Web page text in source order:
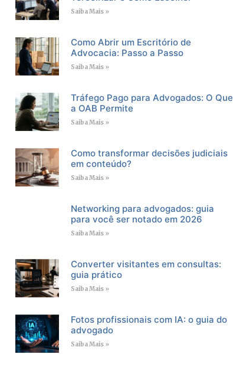
Saiba Mais »
Como Abrir um Escritório de
Advocacia: Passo a Passo
Saiba Mais »
Tráfego Pago para Advogados: O Que
a OAB Permite
Saiba Mais »
Como transformar decisões judiciais
em conteúdo?
Saiba Mais »
Networking para advogados: guia
para você ser notado em 2026
Saiba Mais »
Converter visitantes em consultas:
guia prático
Saiba Mais »
Fotos profissionais com IA: o guia do
advogado
Saiba Mais »